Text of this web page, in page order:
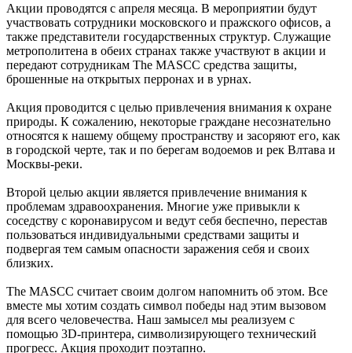
Акции проводятся с апреля месяца. В мероприятии будут
участвовать сотрудники московского и пражского офисов, а
также представители государственных структур. Служащие
метрополитена в обеих странах также участвуют в акции и
передают сотрудникам The MASCC средства защиты,
брошенные на открытых перронах и в урнах.
Акция проводится с целью привлечения внимания к охране
природы. К сожалению, некоторые граждане несознательно
относятся к нашему общему пространству и засоряют его, как
в городской черте, так и по берегам водоемов и рек Влтава и
Москвы-реки.
Второй целью акции является привлечение внимания к
проблемам здравоохранения. Многие уже привыкли к
соседству с коронавирусом и ведут себя беспечно, перестав
пользоваться индивидуальными средствами защиты и
подвергая тем самым опасности заражения себя и своих
близких.
The MASCC считает своим долгом напомнить об этом. Все
вместе мы хотим создать символ победы над этим вызовом
для всего человечества. Наш замысел мы реализуем с
помощью 3D-принтера, символизирующего технический
прогресс. Акция проходит поэтапно.